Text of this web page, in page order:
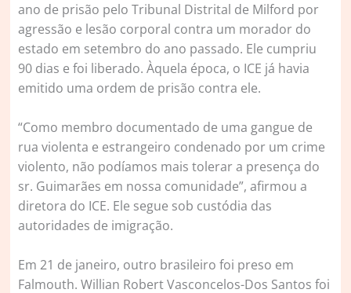
ano de prisão pelo Tribunal Distrital de Milford por
agressão e lesão corporal contra um morador do
estado em setembro do ano passado. Ele cumpriu
90 dias e foi liberado. Àquela época, o ICE já havia
emitido uma ordem de prisão contra ele.
“Como membro documentado de uma gangue de
rua violenta e estrangeiro condenado por um crime
violento, não podíamos mais tolerar a presença do
sr. Guimarães em nossa comunidade”, afirmou a
diretora do ICE. Ele segue sob custódia das
autoridades de imigração.
Em 21 de janeiro, outro brasileiro foi preso em
Falmouth. Willian Robert Vasconcelos-Dos Santos foi